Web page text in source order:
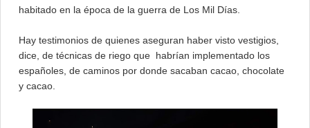
habitado en la época de la guerra de Los Mil Días.
Hay testimonios de quienes aseguran haber visto vestigios,
dice, de técnicas de riego que habrían implementado los
españoles, de caminos por donde sacaban cacao, chocolate
y cacao.